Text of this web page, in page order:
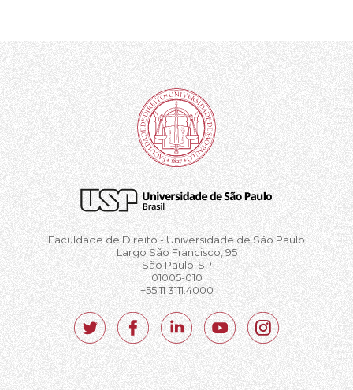
Faculdade de Direito - Universidade de São Paulo
Largo São Francisco, 95
São Paulo-SP
01005-010
+55 11 3111.4000